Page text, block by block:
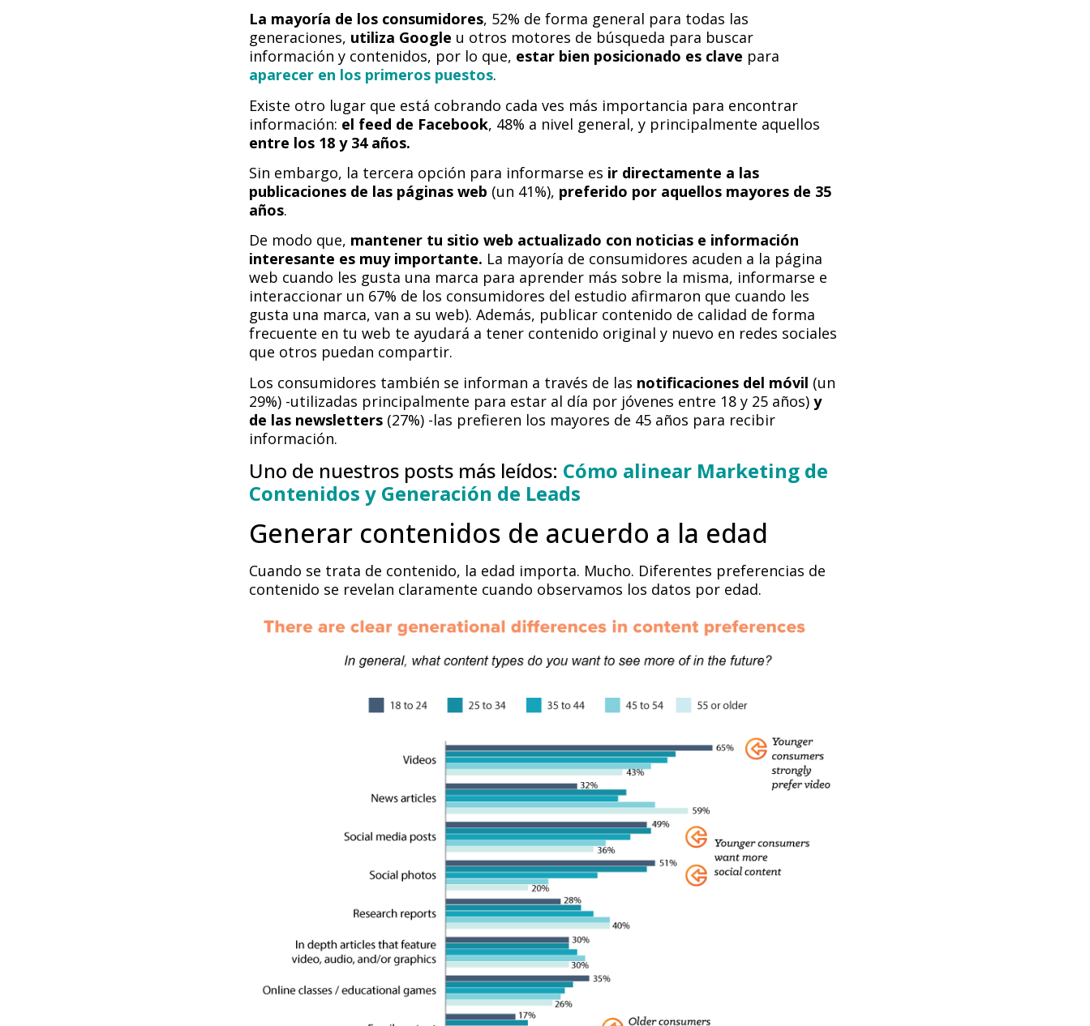
La mayoría de los consumidores, 52% de forma general para todas las
generaciones, utiliza Google u otros motores de búsqueda para buscar
información y contenidos, por lo que, estar bien posicionado es clave para
aparecer en los primeros puestos.
Existe otro lugar que está cobrando cada ves más importancia para encontrar
información: el feed de Facebook, 48% a nivel general, y principalmente aquellos
entre los 18 y 34 años.
Sin embargo, la tercera opción para informarse es ir directamente a las
publicaciones de las páginas web (un 41%), preferido por aquellos mayores de 35
años.
De modo que, mantener tu sitio web actualizado con noticias e información
interesante es muy importante. La mayoría de consumidores acuden a la página
web cuando les gusta una marca para aprender más sobre la misma, informarse e
interaccionar un 67% de los consumidores del estudio afirmaron que cuando les
gusta una marca, van a su web). Además, publicar contenido de calidad de forma
frecuente en tu web te ayudará a tener contenido original y nuevo en redes sociales
que otros puedan compartir.
Los consumidores también se informan a través de las notificaciones del móvil (un
29%) -utilizadas principalmente para estar al día por jóvenes entre 18 y 25 años) y
de las newsletters (27%) -las prefieren los mayores de 45 años para recibir
información.
Uno de nuestros posts más leídos: Cómo alinear Marketing de
Contenidos y Generación de Leads
Generar contenidos de acuerdo a la edad
Cuando se trata de contenido, la edad importa. Mucho. Diferentes preferencias de
contenido se revelan claramente cuando observamos los datos por edad.